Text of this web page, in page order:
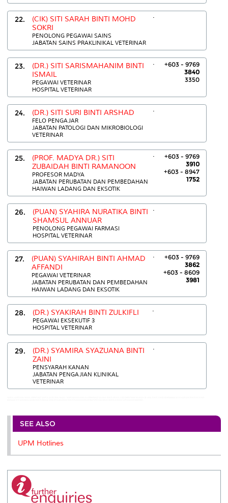
22.
(CIK) SITI SARAH BINTI MOHD
SOKRI
PENOLONG PEGAWAI SAINS
JABATAN SAINS PRAKLINIKAL VETERINAR
.
23.
(DR.) SITI SARISMAHANIM BINTI
ISMAIL
PEGAWAI VETERINAR
HOSPITAL VETERINAR
.
+603 - 9769
3840
3350
24. (DR.) SITI SURI BINTI ARSHAD
FELO PENGAJAR
JABATAN PATOLOGI DAN MIKROBIOLOGI
VETERINAR
.
25.
(PROF. MADYA DR.) SITI
ZUBAIDAH BINTI RAMANOON
PROFESOR MADYA
JABATAN PERUBATAN DAN PEMBEDAHAN
HAIWAN LADANG DAN EKSOTIK
.
+603 - 9769
3910
+603 - 8947
1752
26.
(PUAN) SYAHIRA NURATIKA BINTI
SHAMSUL ANNUAR
PENOLONG PEGAWAI FARMASI
HOSPITAL VETERINAR
.
27.
(PUAN) SYAHIRAH BINTI AHMAD
AFFANDI
PEGAWAI VETERINAR
JABATAN PERUBATAN DAN PEMBEDAHAN
HAIWAN LADANG DAN EKSOTIK
.
+603 - 9769
3862
+603 - 8609
3981
28. (DR.) SYAKIRAH BINTI ZULKIFLI
PEGAWAI EKSEKUTIF 3
HOSPITAL VETERINAR
.
29.
(DR.) SYAMIRA SYAZUANA BINTI
ZAINI
PENSYARAH KANAN
JABATAN PENGAJIAN KLINIKAL
VETERINAR
.
SEE ALSO
UPM Hotlines